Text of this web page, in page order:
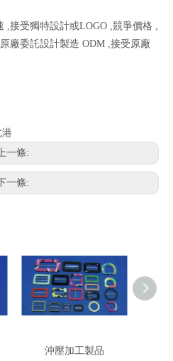
,接受獨特設計或LOGO ,競爭價格 ,
廠委託設計製造 ODM ,接受原廠
一條:
一條:
沖壓加工製品